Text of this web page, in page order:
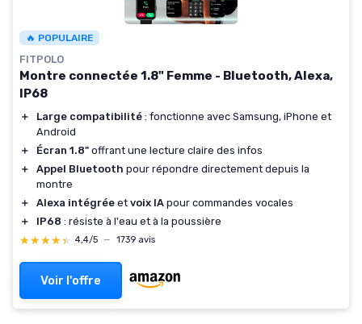
🔥 POPULAIRE
FITPOLO
Montre connectée 1.8" Femme - Bluetooth, Alexa,
IP68
＋ Large compatibilité : fonctionne avec Samsung, iPhone et
Android
＋
Écran 1.8" offrant une lecture claire des infos
＋
Appel Bluetooth pour répondre directement depuis la
montre
＋
Alexa intégrée et voix IA pour commandes vocales
＋
IP68 : résiste à l'eau et à la poussière
★★★★★
★★★★★ 4,4/5 — 1739 avis
Voir l'offre